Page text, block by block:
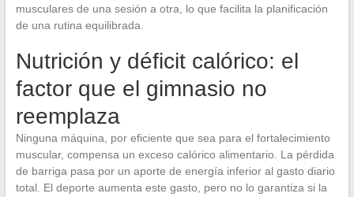
musculares de una sesión a otra, lo que facilita la planificación
de una rutina equilibrada.
Nutrición y déficit calórico: el
factor que el gimnasio no
reemplaza
Ninguna máquina, por eficiente que sea para el fortalecimiento
muscular, compensa un exceso calórico alimentario. La pérdida
de barriga pasa por un aporte de energía inferior al gasto diario
total. El deporte aumenta este gasto, pero no lo garantiza si la